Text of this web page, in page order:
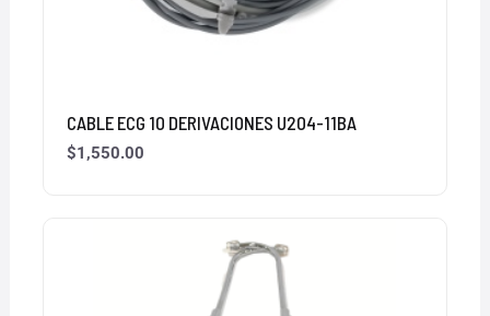
CABLE ECG 10 DERIVACIONES U204-11BA
$1,550.00